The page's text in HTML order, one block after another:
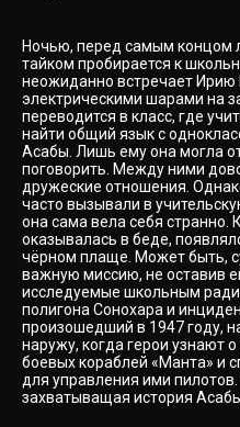
Ночью, перед самым концом
тайком пробирается к
неожиданно встречает
электрическими шарами на
переводится в класс, где
найти общий язык с
Асабы. Лишь ему она могла
поговорить. Между ними
дружеские отношения.
часто вызывали в
она сама вела себя странно.
оказывалась в беде,
чёрном плаще. Может быть,
важную миссию, не оставив
исследуемые школьным
полигона Сонохара и
произошедший в 1947 году,
наружу, когда герои узнают
боевых кораблей «Манта» и
для управления ими
захватыващая история